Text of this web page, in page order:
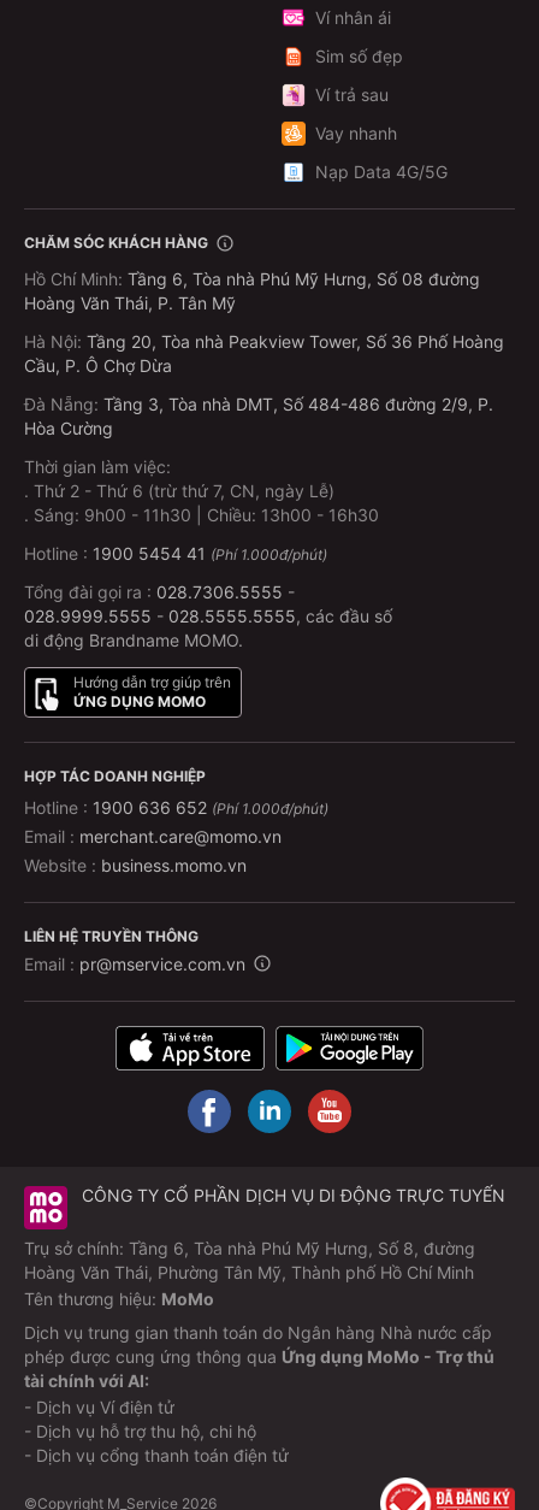
Ví nhân ái
Sim số đẹp
Ví trả sau
Vay nhanh
Nạp Data 4G/5G
CHĂM SÓC KHÁCH HÀNG
Hồ Chí Minh: Tầng 6, Tòa nhà Phú Mỹ Hưng, Số 08 đường
Hoàng Văn Thái, P. Tân Mỹ
Hà Nội: Tầng 20, Tòa nhà Peakview Tower, Số 36 Phố Hoàng
Cầu, P. Ô Chợ Dừa
Đà Nẵng: Tầng 3, Tòa nhà DMT, Số 484-486 đường 2/9, P.
Hòa Cường
Thời gian làm việc:
. Thứ 2 - Thứ 6 (trừ thứ 7, CN, ngày Lễ)
. Sáng: 9h00 - 11h30 | Chiều: 13h00 - 16h30
Hotline : 1900 5454 41 (Phí 1.000đ/phút)
Tổng đài gọi ra : 028.7306.5555 -
028.9999.5555 - 028.5555.5555, các đầu số
di động Brandname MOMO.
Hướng dẫn trợ giúp trên
ỨNG DỤNG MOMO
HỢP TÁC DOANH NGHIỆP
Hotline : 1900 636 652 (Phí 1.000đ/phút)
Email : merchant.care@momo.vn
Website : business.momo.vn
LIÊN HỆ TRUYỀN THÔNG
Email : pr@mservice.com.vn
CÔNG TY CỔ PHẦN DỊCH VỤ DI ĐỘNG TRỰC TUYẾN
Trụ sở chính: Tầng 6, Tòa nhà Phú Mỹ Hưng, Số 8, đường
Hoàng Văn Thái, Phường Tân Mỹ, Thành phố Hồ Chí Minh
Tên thương hiệu: MoMo
Dịch vụ trung gian thanh toán do Ngân hàng Nhà nước cấp
phép được cung ứng thông qua Ứng dụng MoMo - Trợ thủ
tài chính với AI:
- Dịch vụ Ví điện tử
- Dịch vụ hỗ trợ thu hộ, chi hộ
- Dịch vụ cổng thanh toán điện tử
©Copyright M_Service 2026